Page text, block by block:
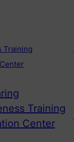
Training
Training
Center